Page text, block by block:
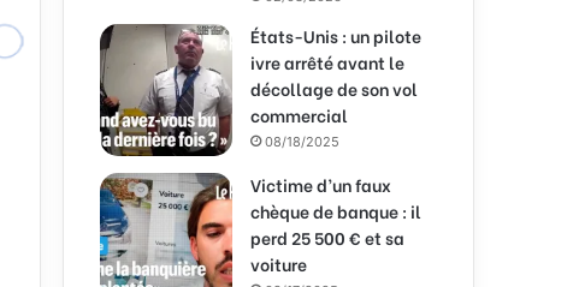
États-Unis : un pilote
ivre arrêté avant le
décollage de son vol
commercial
08/18/2025
Victime d’un faux
chèque de banque : il
perd 25 500 € et sa
voiture